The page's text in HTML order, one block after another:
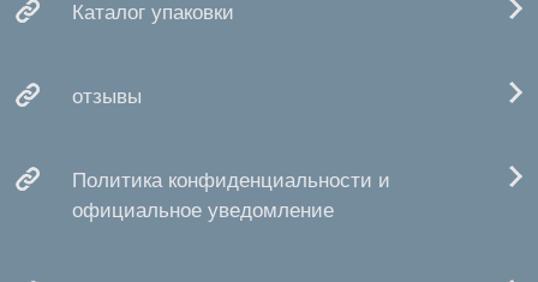
Каталог упаковки
отзывы
Политика конфиденциальности и
официальное уведомление